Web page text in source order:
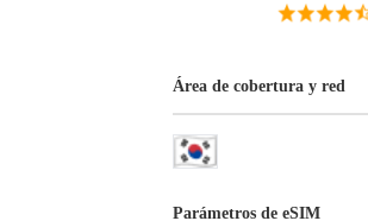
Área de cobertura y red
Parámetros de eSIM